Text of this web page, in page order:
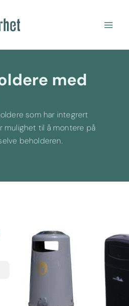
med
som har integrert
mulighet til å montere på
beholderen.